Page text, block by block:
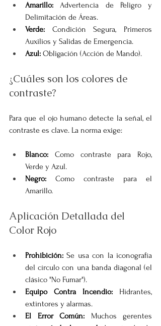
Amarillo: Advertencia de Peligro y
Delimitación de Áreas.
Verde: Condición Segura, Primeros
Auxilios y Salidas de Emergencia.
Azul: Obligación (Acción de Mando).
¿Cuáles son los colores de
contraste?
Para que el ojo humano detecte la señal, el
contraste es clave. La norma exige:
Blanco: Como contraste para Rojo,
Verde y Azul.
Negro: Como contraste para el
Amarillo.
Aplicación Detallada del
Color Rojo
Prohibición: Se usa con la iconografía
del círculo con una banda diagonal (el
clásico "No Fumar").
Equipo Contra Incendio: Hidrantes,
extintores y alarmas.
El Error Común: Muchos gerentes